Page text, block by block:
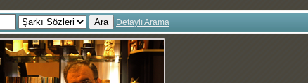
Ara Detaylı Arama